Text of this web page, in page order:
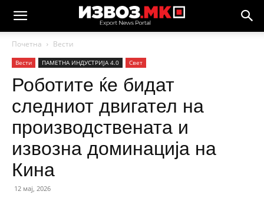
Почетна Вести
Вести ПАМЕТНА ИНДУСТРИЈА 4.0 Свет
Роботите ќе бидат
следниот двигател на
производствената и
извозна доминација на
Кина
12 мај, 2026